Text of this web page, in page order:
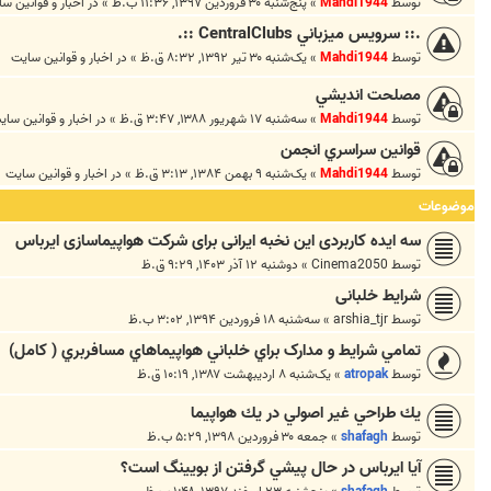
.:: سرويس ميزباني CentralClubs ::.
توسطMahdi1944
»یک‌شنبه ۳۰ تیر ۱۳۹۲, ۸:۳۲ ق.ظ » در اخبار و قوانين سايت
مصلحت انديشي
توسطMahdi1944
»سه‌شنبه ۱۷ شهریور ۱۳۸۸, ۳:۴۷ ق.ظ » در اخبار و قوانين
قوانين سراسري انجمن
توسطMahdi1944
»یک‌شنبه ۹ بهمن ۱۳۸۴, ۳:۱۳ ق.ظ » در اخبار و قوانين سايت
موضوعات
سه ایده کاربردی این نخبه ایرانی برای شرکت هواپیماسازی ایرباس
توسط Cinema2050
» دوشنبه ۱۲ آذر ۱۴۰۳, ۹:۲۹ ق.ظ
شرایط خلبانی
توسطarshia_tjr
»سه‌شنبه ۱۸ فروردین ۱۳۹۴, ۳:۰۲ ب.ظ
تمامي شرايط و مدارک براي خلباني هواپيماهاي مسافربري ( کامل)
توسطatropak
»یک‌شنبه ۸ اردیبهشت ۱۳۸۷, ۱۰:۱۹ ق.ظ
يك طراحي غير اصولي در يك هواپيما
توسط shafagh
»جمعه ۳۰ فروردین ۱۳۹۸, ۵:۲۹ ب.ظ
آيا ايرباس در حال پيشي گرفتن از بويينگ است؟